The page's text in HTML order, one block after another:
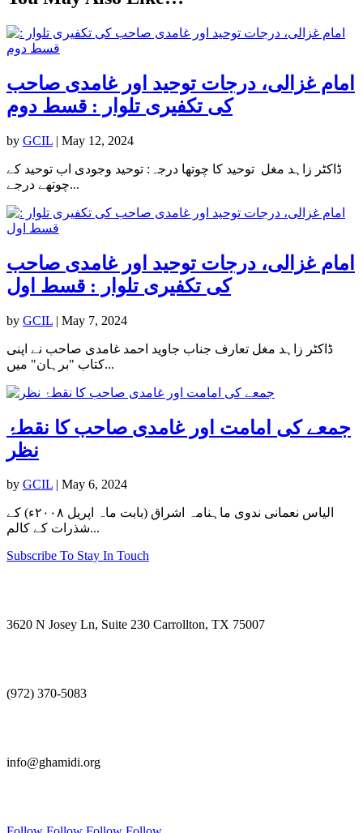
امام غزالی، درجات توحید اور غامدی صاحب
کی تکفیری تلوار : قسط دوم
by GCIL | May 12, 2024
ڈاکٹر زاہد مغل توحید کا چوتھا درجہ: توحید وجودی اب توحید کے
چوتھے درجے...
امام غزالی، درجات توحید اور غامدی صاحب
کی تکفیری تلوار : قسط اول
by GCIL | May 7, 2024
ڈاکٹر زاہد مغل تعارف جناب جاوید احمد غامدی صاحب نے اپنی
کتاب "برہان" میں...
جمعے کی امامت اور غامدی صاحب کا نقطۂ
نظر
by GCIL | May 6, 2024
الیاس نعمانی ندوی ماہنامہ اشراق (بابت ماہ اپریل ۲۰۰۸ء) کے
شذرات کے کالم...
Subscribe To Stay In Touch
3620 N Josey Ln, Suite 230 Carrollton, TX 75007
(972) 370-5083
info@ghamidi.org